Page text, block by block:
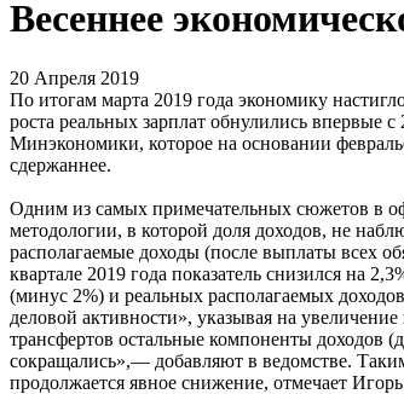
Весеннее
20 Апреля 2019
По итогам марта 2019 года экономику
роста реальных зарплат обнулились впервые
Минэкономики, которое на основании
сдержаннее.
Одним из самых примечательных сюжетов в
методологии, в которой доля доходов, не
располагаемые доходы (после выплаты всех
квартале 2019 года показатель снизился на
(минус 2%) и реальных располагаемых
деловой активности», указывая на
трансфертов остальные компоненты доходов
сокращались»,— добавляют в ведомстве.
продолжается явное снижение, отмечает